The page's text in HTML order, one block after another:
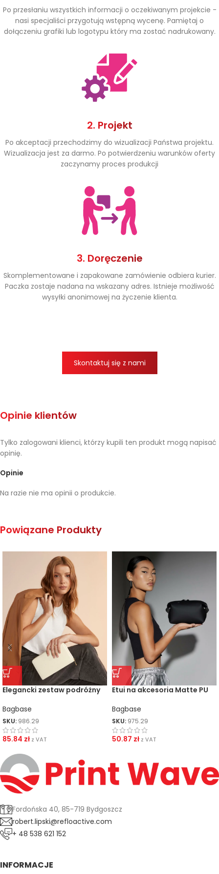
Po przesłaniu wszystkich informacji o oczekiwanym projekcie -
nasi specjaliści przygotują wstępną wycenę. Pamiętaj o
dołączeniu grafiki lub logotypu który ma zostać nadrukowany.
2. Projekt
Po akceptacji przechodzimy do wizualizacji Państwa projektu.
Wizualizacja jest za darmo. Po potwierdzeniu warunków oferty
zaczynamy proces produkcji
3. Doręczenie
Skomplementowane i zapakowane zamówienie odbiera kurier.
Paczka zostaje nadana na wskazany adres. Istnieje możliwość
wysyłki anonimowej na życzenie klienta.
Skontaktuj się z nami
Opinie klientów
Opinie
Na razie nie ma opinii o produkcie.
Tylko zalogowani klienci, którzy kupili ten produkt mogą napisać
opinię.
Powiązane Produkty
Elegancki zestaw podróżny
Bagbase
SKU: 986.29
85.84 zł z VAT
Etui na akcesoria Matte PU
Bagbase
SKU: 975.29
50.87 zł z VAT
Fordońska 40, 85-719 Bydgoszcz
robert.lipski@refloactive.com
+ 48 538 621 152
INFORMACJE